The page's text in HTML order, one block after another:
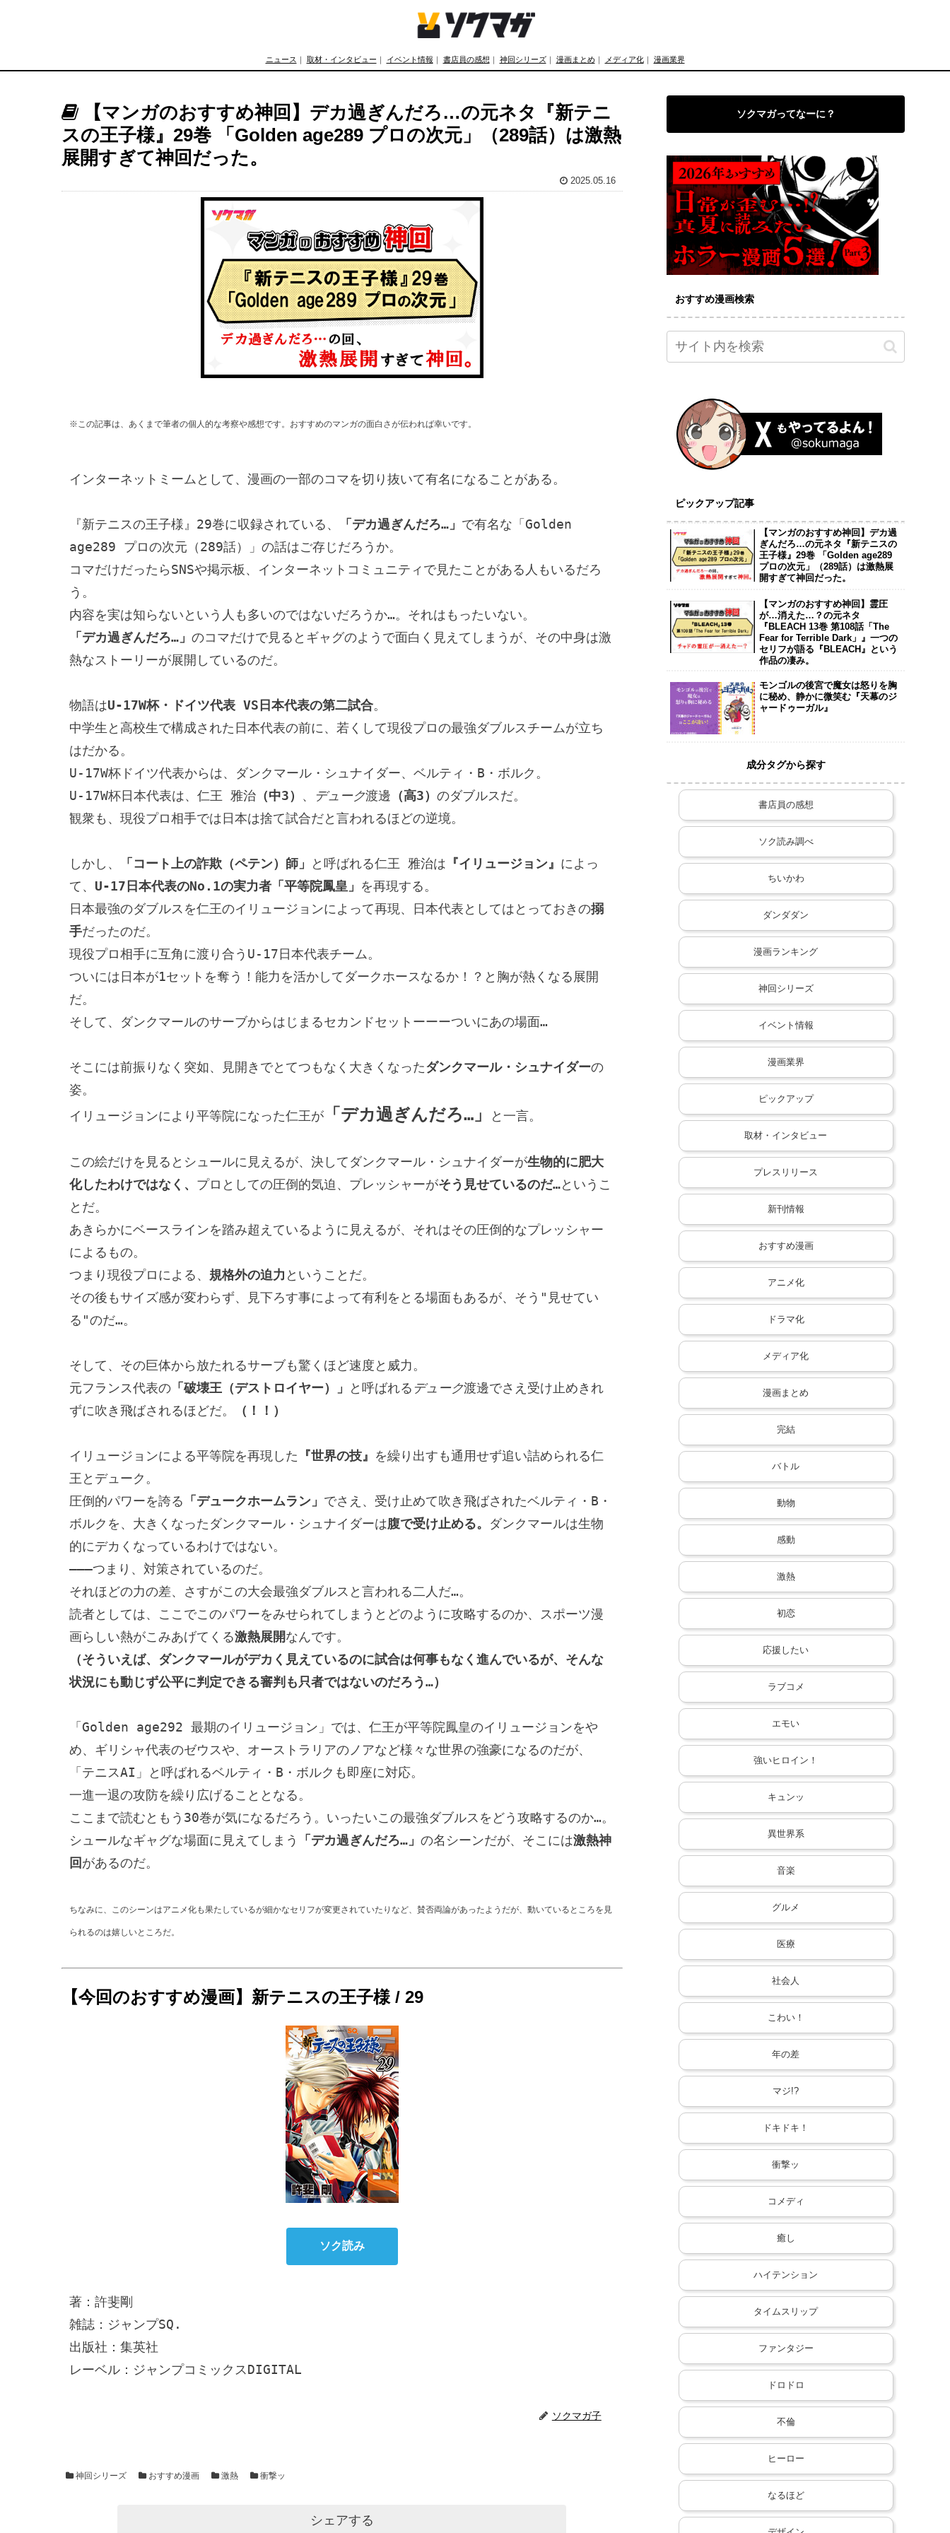
ニュース ｜ 取材・インタビュー ｜ イベント情報 ｜ 書店員の感想 ｜ 神回シリーズ｜ 漫画まとめ｜ メディア化｜ 漫画業界
【マンガのおすすめ神回】デカ過ぎんだろ…の元ネタ『新テニ
スの王子様』29巻 「Golden age289 プロの次元」（289話）は激熱
展開すぎて神回だった。
2025.05.16
※この記事は、あくまで筆者の個人的な考察や感想です。おすすめのマンガの面白さが伝われば幸いです。
インターネットミームとして、漫画の一部のコマを切り抜いて有名になることがある。
『新テニスの王子様』29巻に収録されている、 「デカ過ぎんだろ…」 で有名な「Golden
age289 プロの次元（289話）」の話はご存じだろうか。
コマだけだったらSNSや掲示板、インターネットコミュニティで見たことがある人もいるだろ
う。
「デカ過ぎんだろ…」 のコマだけで見るとギャグのようで面白く見えてしまうが、その中身は激
熱なストーリーが展開しているのだ。
物語はU-17W杯・ドイツ代表 VS日本代表の第二試合。
中学生と高校生で構成された日本代表の前に、若くして現役プロの最強ダブルスチームが立ち
はだかる。
U-17W杯ドイツ代表からは、ダンクマール・シュナイダー、ベルティ・B・ボルク。
U-17W杯日本代表は、仁王 雅治（中3） 、 デューク渡邊 （高3） のダブルスだ。
観衆も、現役プロ相手では日本は捨て試合だと言われるほどの逆境。
しかし、 「コート上の詐欺（ペテン）師」 と呼ばれる仁王 雅治は 『イリュージョン』 によっ
て、 U-17日本代表のNo.1の実力者「平等院鳳皇」 を再現する。
日本最強のダブルスを仁王のイリュージョンによって再現、日本代表としてはとっておきの搦
手だったのだ。
現役プロ相手に互角に渡り合うU-17日本代表チーム。
ついには日本が1セットを奪う！能力を活かしてダークホースなるか！？と胸が熱くなる展開
だ。
そして、ダンクマールのサーブからはじまるセカンドセットーーーついにあの場面…
そこには前振りなく突如、見開きでとてつもなく大きくなったダンクマール・シュナイダーの
姿。
イリュージョンにより平等院になった仁王が「デカ過ぎんだろ…」 と一言。
この絵だけを見るとシュールに見えるが、決してダンクマール・シュナイダーが生物的に肥大
化したわけではなく、 プロとしての圧倒的気迫、プレッシャーがそう見せているのだ…というこ
とだ。
あきらかにベースラインを踏み超えているように見えるが、それはその圧倒的なプレッシャー
によるもの。
つまり現役プロによる、 規格外の迫力 ということだ。
その後もサイズ感が変わらず、見下ろす事によって有利をとる場面もあるが、そう"見せてい
る"のだ…。
そして、その巨体から放たれるサーブも驚くほど速度と威力。
元フランス代表の「破壊王（デストロイヤー）」 と呼ばれるデューク渡邊でさえ受け止めきれ
ずに吹き飛ばされるほどだ。
（！！）
イリュージョンによる平等院を再現した 『世界の技』 を繰り出すも通用せず追い詰められる仁
王とデューク。
圧倒的パワーを誇る 「デュークホームラン」 でさえ、受け止めて吹き飛ばされたベルティ・B・
ボルクを、大きくなったダンクマール・シュナイダーは腹で受け止める。
ダンクマールは生物
的にデカくなっているわけではない。
―――つまり、対策されているのだ。
それほどの力の差、さすがこの大会最強ダブルスと言われる二人だ…。
読者としては、ここでこのパワーをみせられてしまうとどのように攻略するのか、スポーツ漫
画らしい熱がこみあげてくる激熱展開
（そういえば、ダンクマールがデカく見えているのに試合は何事もなく進んでいるが、そんな
状況にも動じず公平に判定できる審判も只者ではないのだろう…）
「Golden age292 最期のイリュージョン」では、仁王が平等院鳳皇のイリュージョンをや
め、ギリシャ代表のゼウスや、オーストラリアのノアなど様々な世界の強豪になるのだが、
「テニスAI」と呼ばれるベルティ・B・ボルクも即座に対応。
一進一退の攻防を繰り広げることとなる。
ここまで読むともう30巻が気になるだろう。いったいこの最強ダブルスをどう攻略するのか…。
シュールなギャグな場面に見えてしまう
「デカ過ぎんだろ…」 の名シーンだが、そこには激熱神
回があるのだ。
ちなみに、このシーンはアニメ化も果たしているが細かなセリフが変更されていたりなど、賛否両論があったようだが、動いているところを見
られるのは嬉しいところだ。
【今回のおすすめ漫画】新テニスの王子様 / 29
ソク読み
著：許斐剛
雑誌：ジャンプSQ.
出版社：集英社
レーベル：ジャンプコミックスDIGITAL
ソクマガ子
神回シリーズ おすすめ漫画 激熱 衝撃ッ
シェアする
ソクマガってなーに？
おすすめ漫画検索
ピックアップ記事
【マンガのおすすめ神回】デカ過
ぎんだろ…の元ネタ『新テニスの
王子様』29巻 「Golden age289
プロの次元」（289話）は激熱展
開すぎて神回だった。
【マンガのおすすめ神回】霊圧
が…消えた…？の元ネタ
『BLEACH 13巻 第108話「The
Fear for Terrible Dark」』一つの
セリフが語る『BLEACH』という
作品の凄み。
モンゴルの後宮で魔女は怒りを胸
に秘め、静かに微笑む『天幕のジ
ャードゥーガル』
成分タグから探す
書店員の感想
ソク読み調べ
ちいかわ
ダンダダン
漫画ランキング
神回シリーズ
イベント情報
漫画業界
ピックアップ
取材・インタビュー
プレスリリース
新刊情報
おすすめ漫画
アニメ化
ドラマ化
メディア化
漫画まとめ
完結
バトル
動物
感動
激熱
初恋
応援したい
ラブコメ
エモい
強いヒロイン！
キュンッ
異世界系
音楽
グルメ
医療
社会人
こわい！
年の差
マジ!?
ドキドキ！
衝撃ッ
コメディ
癒し
ハイテンション
タイムスリップ
ファンタジー
ドロドロ
不倫
ヒーロー
なるほど